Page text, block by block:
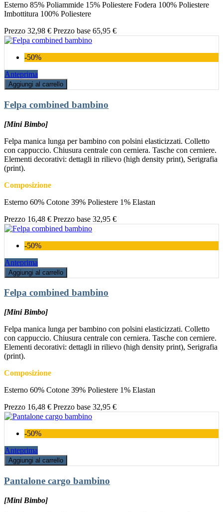
Esterno 85% Poliammide 15% Poliestere Fodera 100% Poliestere
Imbottitura 100% Poliestere
Prezzo 32,98 € Prezzo base 65,95 €
-50%
Anteprima
Aggiungi al carrello
Felpa combined bambino
[Mini Bimbo]
Felpa manica lunga per bambino con polsini elasticizzati. Colletto
con cappuccio. Chiusura centrale con cerniera. Tasche con cerniere.
Elementi decorativi: dettagli in rilievo (high density print), Serigrafia
(print).
Composizione
Esterno 60% Cotone 39% Poliestere 1% Elastan
Prezzo 16,48 € Prezzo base 32,95 €
-50%
Anteprima
Aggiungi al carrello
Felpa combined bambino
[Mini Bimbo]
Felpa manica lunga per bambino con polsini elasticizzati. Colletto
con cappuccio. Chiusura centrale con cerniera. Tasche con cerniere.
Elementi decorativi: dettagli in rilievo (high density print), Serigrafia
(print).
Composizione
Esterno 60% Cotone 39% Poliestere 1% Elastan
Prezzo 16,48 € Prezzo base 32,95 €
-50%
Anteprima
Aggiungi al carrello
Pantalone cargo bambino
[Mini Bimbo]